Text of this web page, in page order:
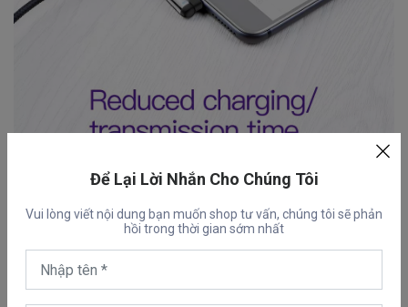
Để Lại Lời Nhắn Cho Chúng Tôi
Vui lòng viết nội dung bạn muốn shop tư vấn, chúng tôi sẽ phản
hồi trong thời gian sớm nhất